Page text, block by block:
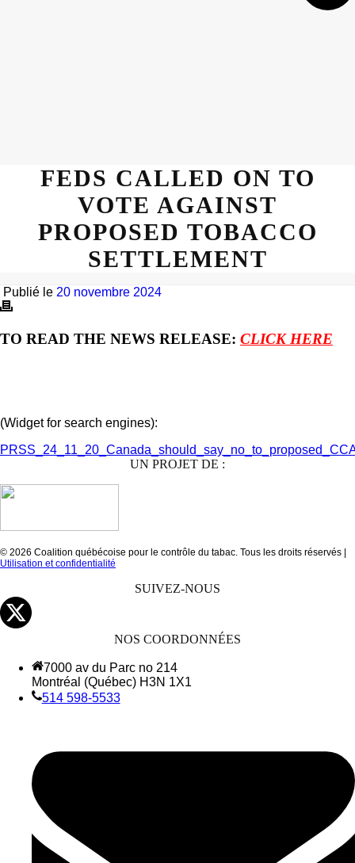
FEDS CALLED ON TO
VOTE AGAINST
PROPOSED TOBACCO
SETTLEMENT
Publié le 20 novembre 2024
TO READ THE NEWS RELEASE: CLICK HERE
(Widget for search engines):
UN PROJET DE :
© 2026 Coalition québécoise pour le contrôle du tabac. Tous les droits réservés |
Utilisation et confidentialité
SUIVEZ-NOUS
NOS COORDONNÉES
7000 av du Parc no 214
Montréal (Québec) H3N 1X1
514 598-5533